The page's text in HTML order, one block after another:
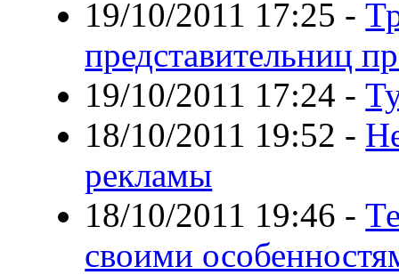
19/10/2011 17:25 -
представительниц
19/10/2011 17:24 -
18/10/2011 19:52 -
рекламы
18/10/2011 19:46 -
своими